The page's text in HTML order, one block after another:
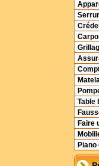
Table
Faire
Piano